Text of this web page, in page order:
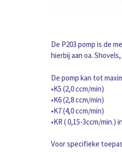
De P203 pomp is de
hierbij aan oa.
De pomp kan tot
•K5 (2,0 ccm/min)
•K6 (2,8 ccm/min)
•K7 (4,0 ccm/min)
•KR ( 0,15-3ccm/min.)
Voor specifieke